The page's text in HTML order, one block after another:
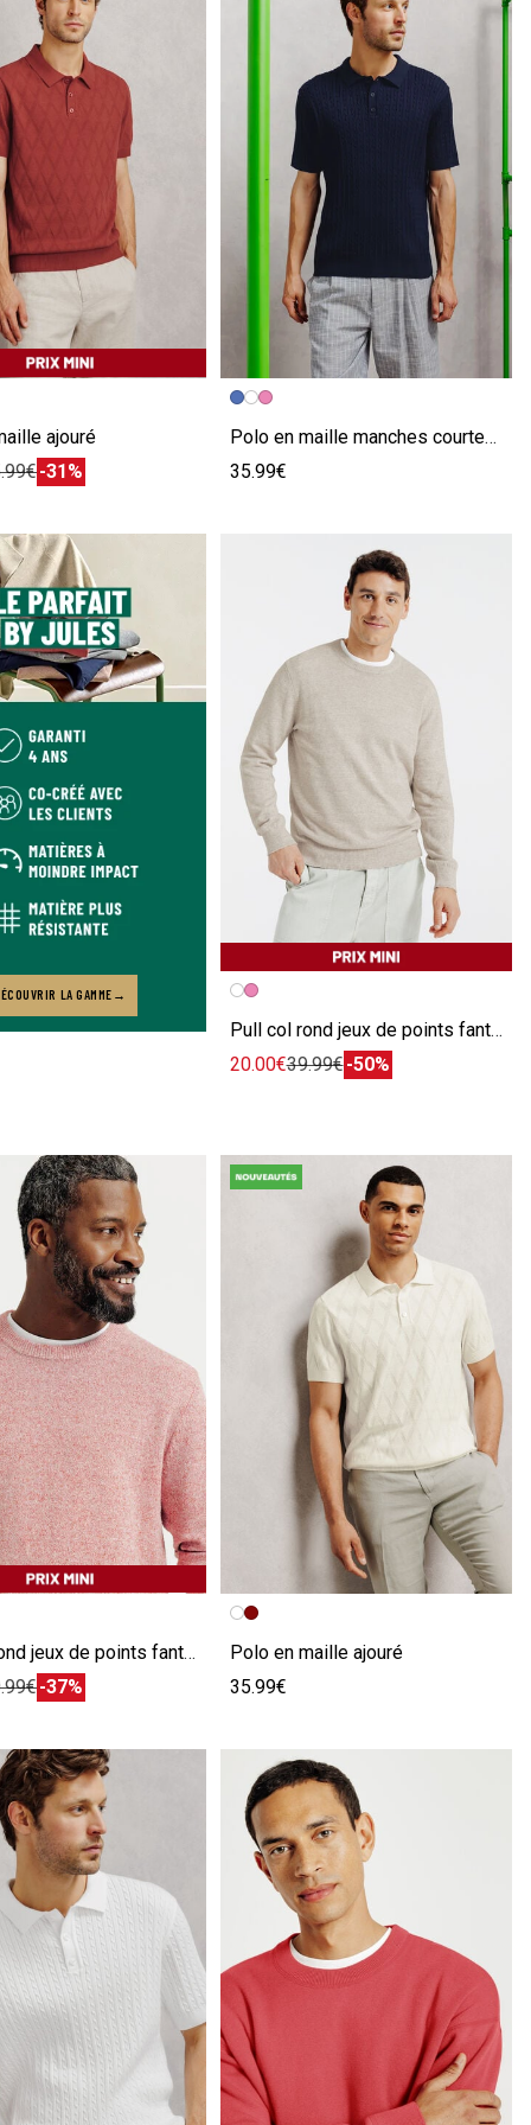
ajouré
-31%
Image précédente
Image suivante
Polo en maille manches courtes torsadé
35.99€
LA GAMME
Image précédente
Image suivante
Pull col rond jeux de points fantaisie
20.00€39.99€-50%
Pull col rond jeux de points fantaisie
-37%
Image précédente
Image suivante
Polo en maille ajouré
35.99€